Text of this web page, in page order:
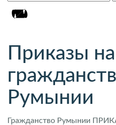
Приказы на
Румынии
Гражданство Румынии